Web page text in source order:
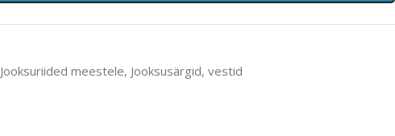
Jooksuriided meestele, Jooksusärgid, vestid